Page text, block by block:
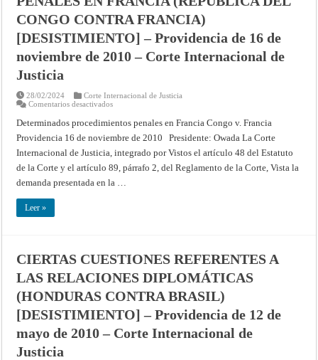
Corte
Internacional
de
Justicia
CONGO CONTRA FRANCIA)
[DESISTIMIENTO] – Providencia de 16 de
noviembre de 2010 – Corte Internacional de
Justicia
28/02/2024
Corte Internacional de Justicia
Comentarios desactivadosen
PROCEDIMIENTOS
PENALES
EN
(REPÚBLICA
DEL
CONGO
CONTRA
FRANCIA)
de
2010
–
Corte
Internacional
de
Justicia
Determinados procedimientos penales en Francia Congo v. Francia
Providencia 16 de noviembre de 2010 Presidente: Owada La Corte
Internacional de Justicia, integrado por Vistos el artículo 48 del Estatuto
de la Corte y el artículo 89, párrafo 2, del Reglamento de la Corte, Vista la
demanda presentada en la …
Leer »
CIERTAS CUESTIONES REFERENTES A
LAS RELACIONES DIPLOMÁTICAS
(HONDURAS CONTRA BRASIL)
[DESISTIMIENTO] – Providencia de 12 de
mayo de 2010 – Corte Internacional de
Justicia